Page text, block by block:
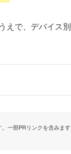
で、デバイス
一部PRリンクを含みま